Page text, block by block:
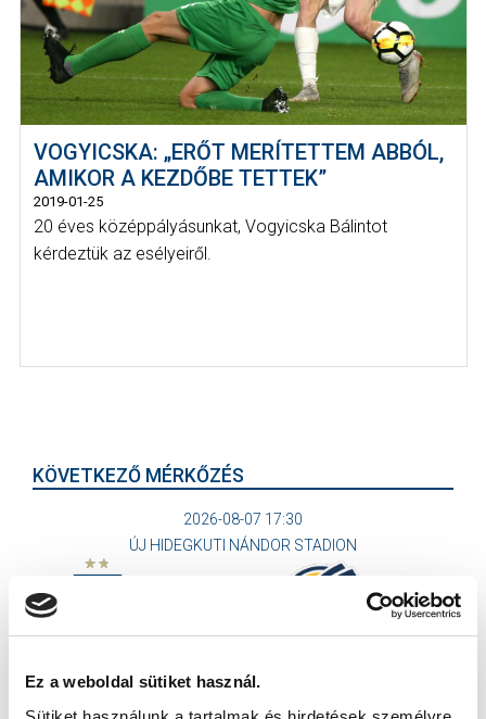
Ez a weboldal sütiket használ.
VOGYICSKA: „ERŐT MERÍTETTEM ABBÓL,
AMIKOR A KEZDŐBE TETTEK”
2019-01-25
20 éves középpályásunkat, Vogyicska Bálintot
kérdeztük az esélyeiről.
KÖVETKEZŐ MÉRKŐZÉS
2026-08-07 17:30
ÚJ HIDEGKUTI NÁNDOR STADION
MTK BUDAPEST
VS
PUSKÁS AKADÉMIA FC